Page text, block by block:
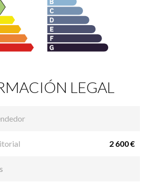
LEGAL
2 600 €